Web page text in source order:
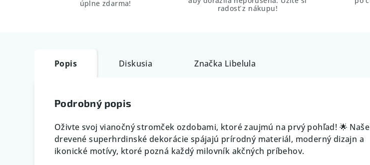
úplne zdarma!
radosť z nákupu!
Popis Diskusia Značka Libelula
Podrobný popis
Oživte svoj vianočný stromček ozdobami, ktoré zaujmú na prvý pohľad! 🌟 Naše
drevené superhrdinské dekorácie spájajú prírodný materiál, moderný dizajn a
ikonické motívy, ktoré pozná každý milovník akčných príbehov.